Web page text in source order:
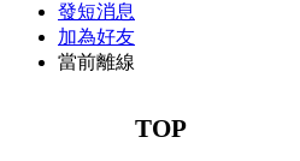
發短消息
加為好友
當前離線
TOP